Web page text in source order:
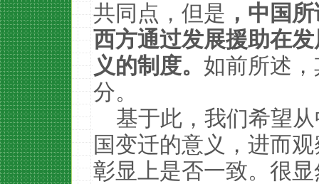
共同点，但是 ，中国
西方通过发展援助在
义的制度。 如前所述
分。
基于此，我们希望
国变迁的意义，进而
彰显上是否一致。很